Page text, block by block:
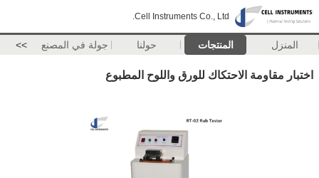
Cell Instruments Co., Ltd.
المنزل المنتجات حولنا جولة في المصنع >>
اختبار مقاومة الاحتكاك للورق واللوح المطبوع